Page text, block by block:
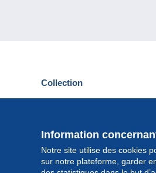
Information
Notre site utilise des cookies
sur notre plateforme, garder
Collection
Cartes postales
Monnaies & Billets